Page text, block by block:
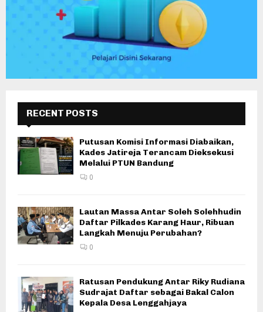
RECENT POSTS
Putusan Komisi Informasi Diabaikan,
Kades Jatireja Terancam Dieksekusi
Melalui PTUN Bandung
0
Lautan Massa Antar Soleh Solehhudin
Daftar Pilkades Karang Haur, Ribuan
Langkah Menuju Perubahan?
0
Ratusan Pendukung Antar Riky Rudiana
Sudrajat Daftar sebagai Bakal Calon
Kepala Desa Lenggahjaya